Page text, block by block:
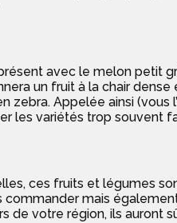
avec le melon petit
un fruit à la chair dense
Appelée ainsi
les variétés trop souvent
ces fruits et légumes
mais
de votre région, ils auront